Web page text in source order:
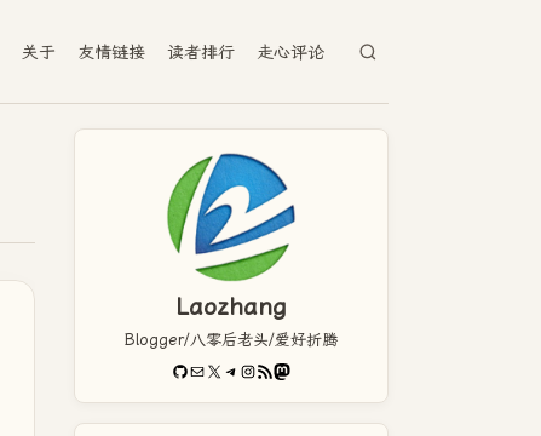
关于 友情链接 读者排行 走心评论
Laozhang
Blogger/八零后老头/爱好折腾
GitHub
电子邮件X Telegram
Instagram
RSS FeedMastodon